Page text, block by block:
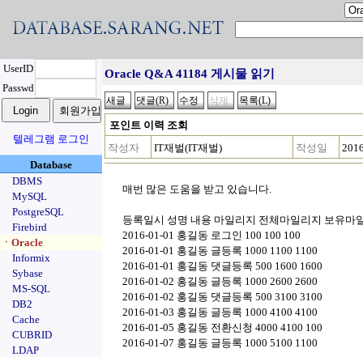
UserID
Passwd
텔레그램 로그인
Database
DBMS
MySQL
PostgreSQL
Firebird
ㆍOracle
Informix
Sybase
MS-SQL
DB2
Cache
CUBRID
LDAP
Oracle Q&A 41184 게시물 읽기
포인트 이력 조회
작성자
IT재벌(IT재벌) 작성일
매번 많은 도움을 받고 있습니다.
등록일시 성명 내용 마일리지 전체마일리지 보유마
2016-01-01 홍길동 로그인 100 100 100
2016-01-01 홍길동 글등록 1000 1100 1100
2016-01-01 홍길동 댓글등록 500 1600 1600
2016-01-02 홍길동 글등록 1000 2600 2600
2016-01-02 홍길동 댓글등록 500 3100 3100
2016-01-03 홍길동 글등록 1000 4100 4100
2016-01-05 홍길동 전환신청 4000 4100 100
2016-01-07 홍길동 글등록 1000 5100 1100